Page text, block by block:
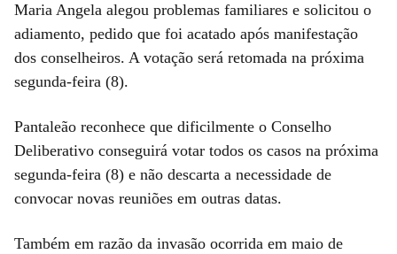
Maria Angela alegou problemas familiares e solicitou o
adiamento, pedido que foi acatado após manifestação
dos conselheiros. A votação será retomada na próxima
segunda-feira (8).
Pantaleão reconhece que dificilmente o Conselho
Deliberativo conseguirá votar todos os casos na próxima
segunda-feira (8) e não descarta a necessidade de
convocar novas reuniões em outras datas.
Também em razão da invasão ocorrida em maio de